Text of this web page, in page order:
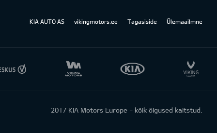
KIA AUTO AS vikingmotors.ee Tagasiside Ülemaailmne
2017 KIA Motors Europe - kõik õigused kaitstud.